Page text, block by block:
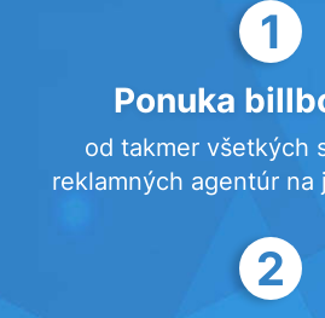
1
Ponuka
od takmer všetkých
reklamných agentúr na
2